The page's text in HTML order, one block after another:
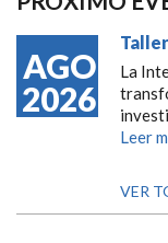
AGO
2026
La
Leer
VER